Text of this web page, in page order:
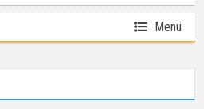
Menü